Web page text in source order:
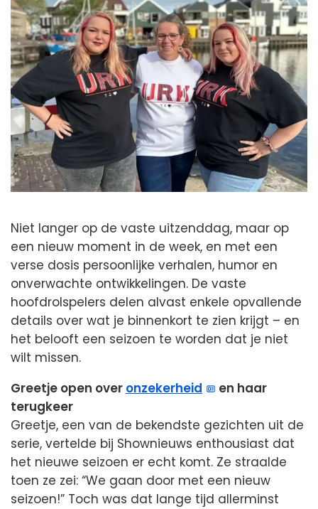
Niet langer op de vaste uitzenddag, maar op
een nieuw moment in de week, en met een
verse dosis persoonlijke verhalen, humor en
onverwachte ontwikkelingen. De vaste
hoofdrolspelers delen alvast enkele opvallende
details over wat je binnenkort te zien krijgt – en
het belooft een seizoen te worden dat je niet
wilt missen.
Greetje open over onzekerheid
en haar
terugkeer
Greetje, een van de bekendste gezichten uit de
serie, vertelde bij Shownieuws enthousiast dat
het nieuwe seizoen er echt komt. Ze straalde
toen ze zei: “We gaan door met een nieuw
seizoen!” Toch was dat lange tijd allerminst